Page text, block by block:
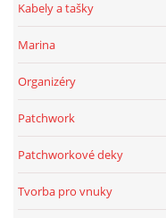
Kabely a tašky
Marina
Organizéry
Patchwork
Patchworkové deky
Tvorba pro vnuky